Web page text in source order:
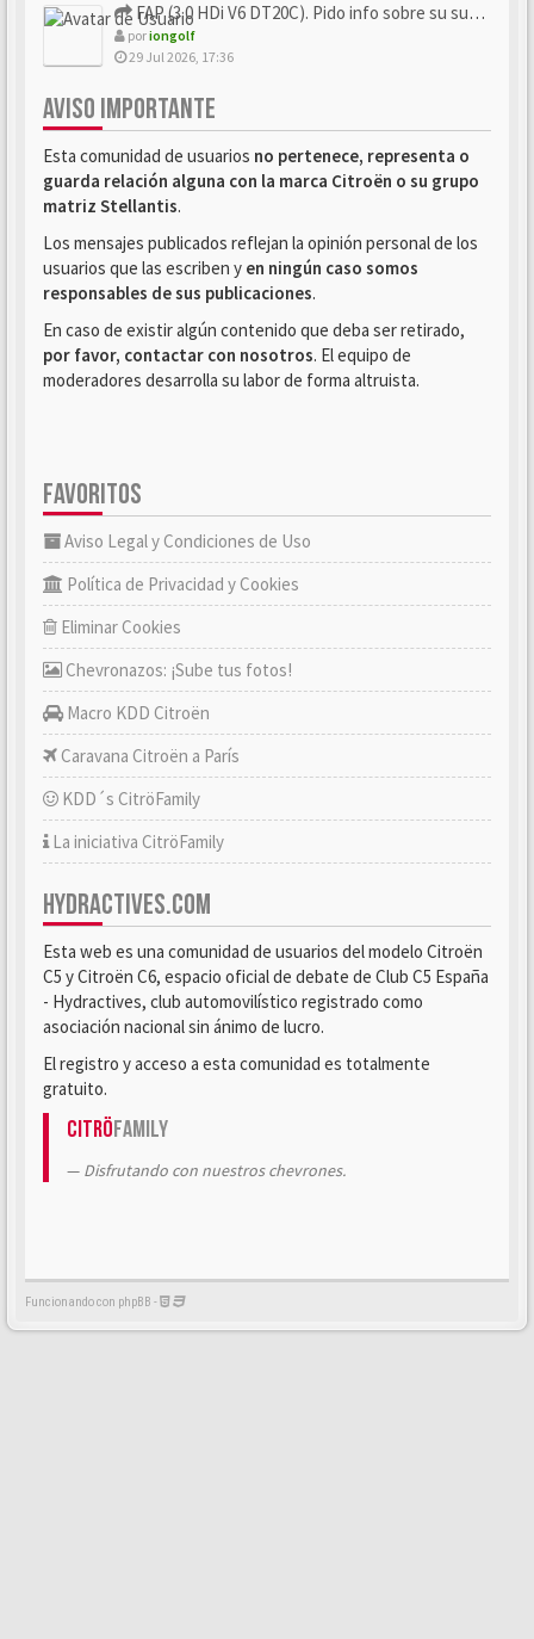
FAP (3.0 HDi V6 DT20C). Pido info sobre su sustitución
poriongolf
29 Jul 2026, 17:36
AVISO IMPORTANTE
Esta comunidad de usuarios no pertenece, representa o
guarda relación alguna con la marca Citroën o su grupo
matriz Stellantis.
Los mensajes publicados reflejan la opinión personal de los
usuarios que las escriben y en ningún caso somos
responsables de sus publicaciones.
En caso de existir algún contenido que deba ser retirado,
por favor, contactar con nosotros. El equipo de
moderadores desarrolla su labor de forma altruista.
FAVORITOS
Aviso Legal y Condiciones de Uso
Política de Privacidad y Cookies
Eliminar Cookies
Chevronazos: ¡Sube tus fotos!
Macro KDD Citroën
Caravana Citroën a París
KDD´s CitröFamily
La iniciativa CitröFamily
HYDRACTIVES.COM
Esta web es una comunidad de usuarios del modelo Citroën
C5 y Citroën C6, espacio oficial de debate de Club C5 España
- Hydractives, club automovilístico registrado como
asociación nacional sin ánimo de lucro.
El registro y acceso a esta comunidad es totalmente
gratuito.
CitröFamily
Disfrutando con nuestros chevrones.
Funcionando con phpBB -